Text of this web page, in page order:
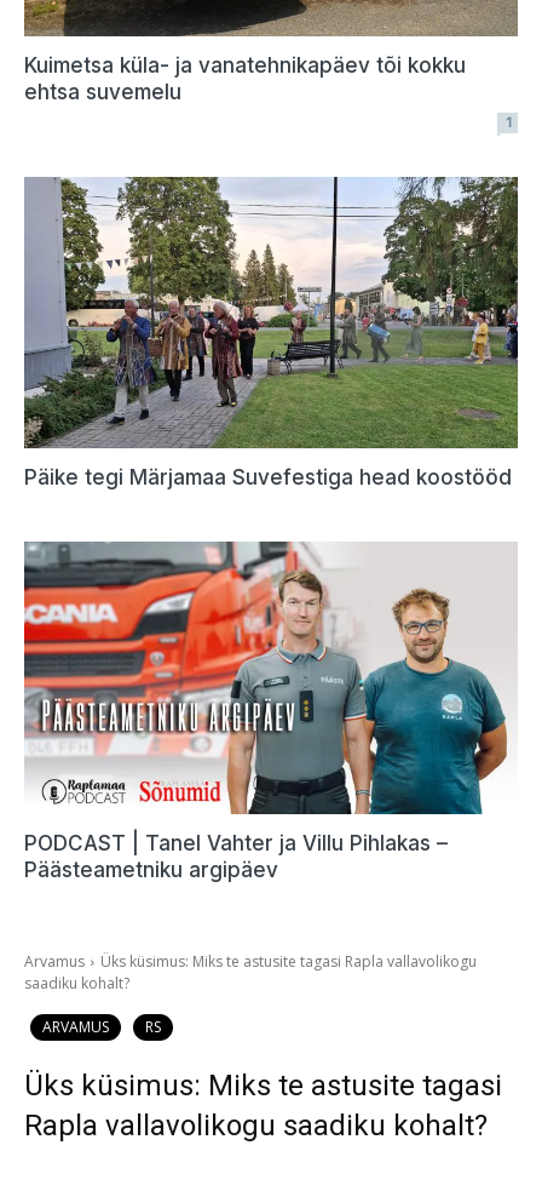
Kuimetsa küla- ja vanatehnikapäev tõi kokku
ehtsa suvemelu
1
Päike tegi Märjamaa Suvefestiga head koostööd
PODCAST | Tanel Vahter ja Villu Pihlakas –
Päästeametniku argipäev